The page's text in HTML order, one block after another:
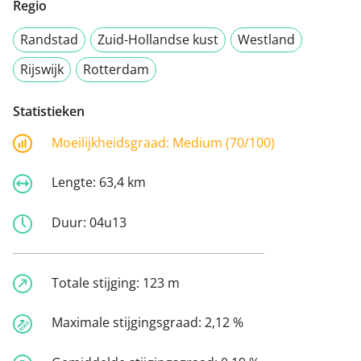
Regio
Randstad
Zuid-Hollandse kust
Westland
Rijswijk
Rotterdam
Statistieken
Moeilijkheidsgraad: Medium (70/100)
Lengte: 63,4 km
Duur: 04u13
Totale stijging: 123 m
Maximale stijgingsgraad: 2,12 %